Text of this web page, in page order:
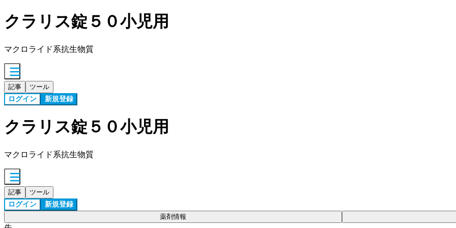
クラリス錠５０小児用
マクロライド系抗生物質
記事 ツール
ログイン 新規登録
クラリス錠５０小児用
マクロライド系抗生物質
記事 ツール
ログイン 新規登録
薬剤情報